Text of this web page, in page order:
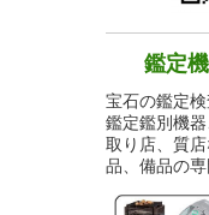
鑑定
宝石の鑑定
鑑定鑑別機
取り店、質
品、備品の